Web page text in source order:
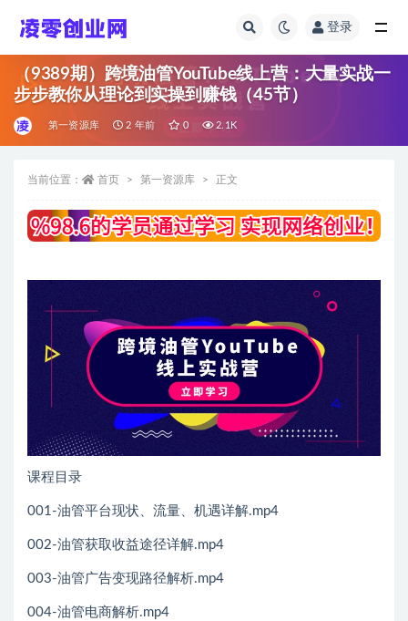
登录
（9389期）跨境油管YouTube线上营：大量实战一
步步教你从理论到实操到赚钱（45节）
第一资源库 2 年前 0 2.1K
当前位置： 首页 第一资源库 正文
课程目录
001-油管平台现状、流量、机遇详解.mp4
002-油管获取收益途径详解.mp4
003-油管广告变现路径解析.mp4
004-油管电商解析.mp4